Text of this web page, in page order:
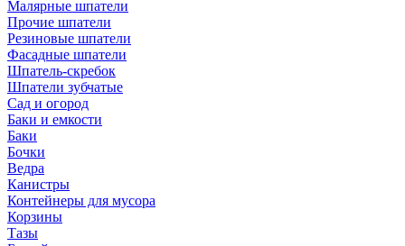
Малярные шпатели
Прочие шпатели
Резиновые шпатели
Фасадные шпатели
Шпатель-скребок
Шпатели зубчатые
Сад и огород
Баки и емкости
Баки
Бочки
Ведра
Канистры
Контейнеры для мусора
Корзины
Тазы